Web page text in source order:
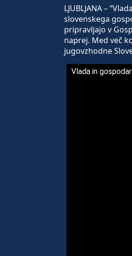
LJUBLJANA –
slovenskega
pripravljajo v
naprej. Med več
jugovzhodne
Vlada in